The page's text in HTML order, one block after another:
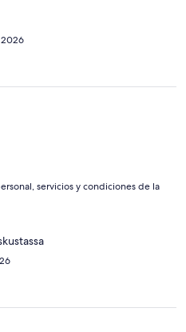
servicios y condiciones de la